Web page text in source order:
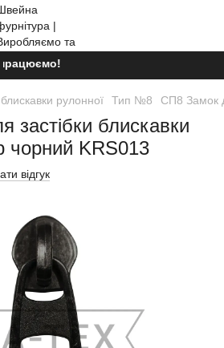
рулонної Тип №8 СП8 Замок
застібки блискавки
чорний KRS013
відгук